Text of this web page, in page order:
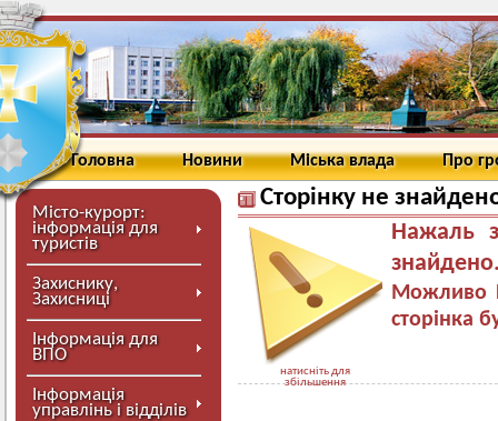
Головна Новини Міська влада Про
Місто-курорт:
інформація для
туристів
Захиснику,
Захисниці
Інформація для
ВПО
Інформація
управлінь і відділів
Сторінку не
натисніть для
збільшення
Нажаль
Можливо
сторінка